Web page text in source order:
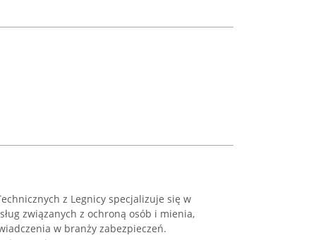
z Legnicy specjalizuje się w
związanych z ochroną osób i mienia,
w branży zabezpieczeń.